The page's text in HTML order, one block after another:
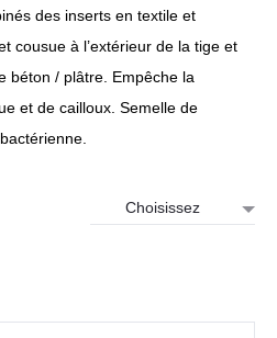
des inserts en textile et
cousue à l’extérieur de la tige et
béton / plâtre. Empêche la
et de cailloux. Semelle de